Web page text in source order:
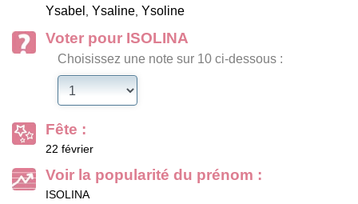
Ysabel , Ysaline, Ysoline
Voter pour ISOLINA
Choisissez une note sur 10 ci-dessous :
Fête :
22 février
Voir la popularité du prénom :
ISOLINA